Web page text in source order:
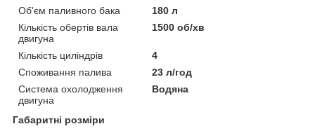
Об'єм паливного бака
180 л
Кількість обертів вала
двигуна
1500 об/хв
Кількість циліндрів
4
Споживання палива
23 л/год
Система охолодження
двигуна
Водяна
Габаритні розміри